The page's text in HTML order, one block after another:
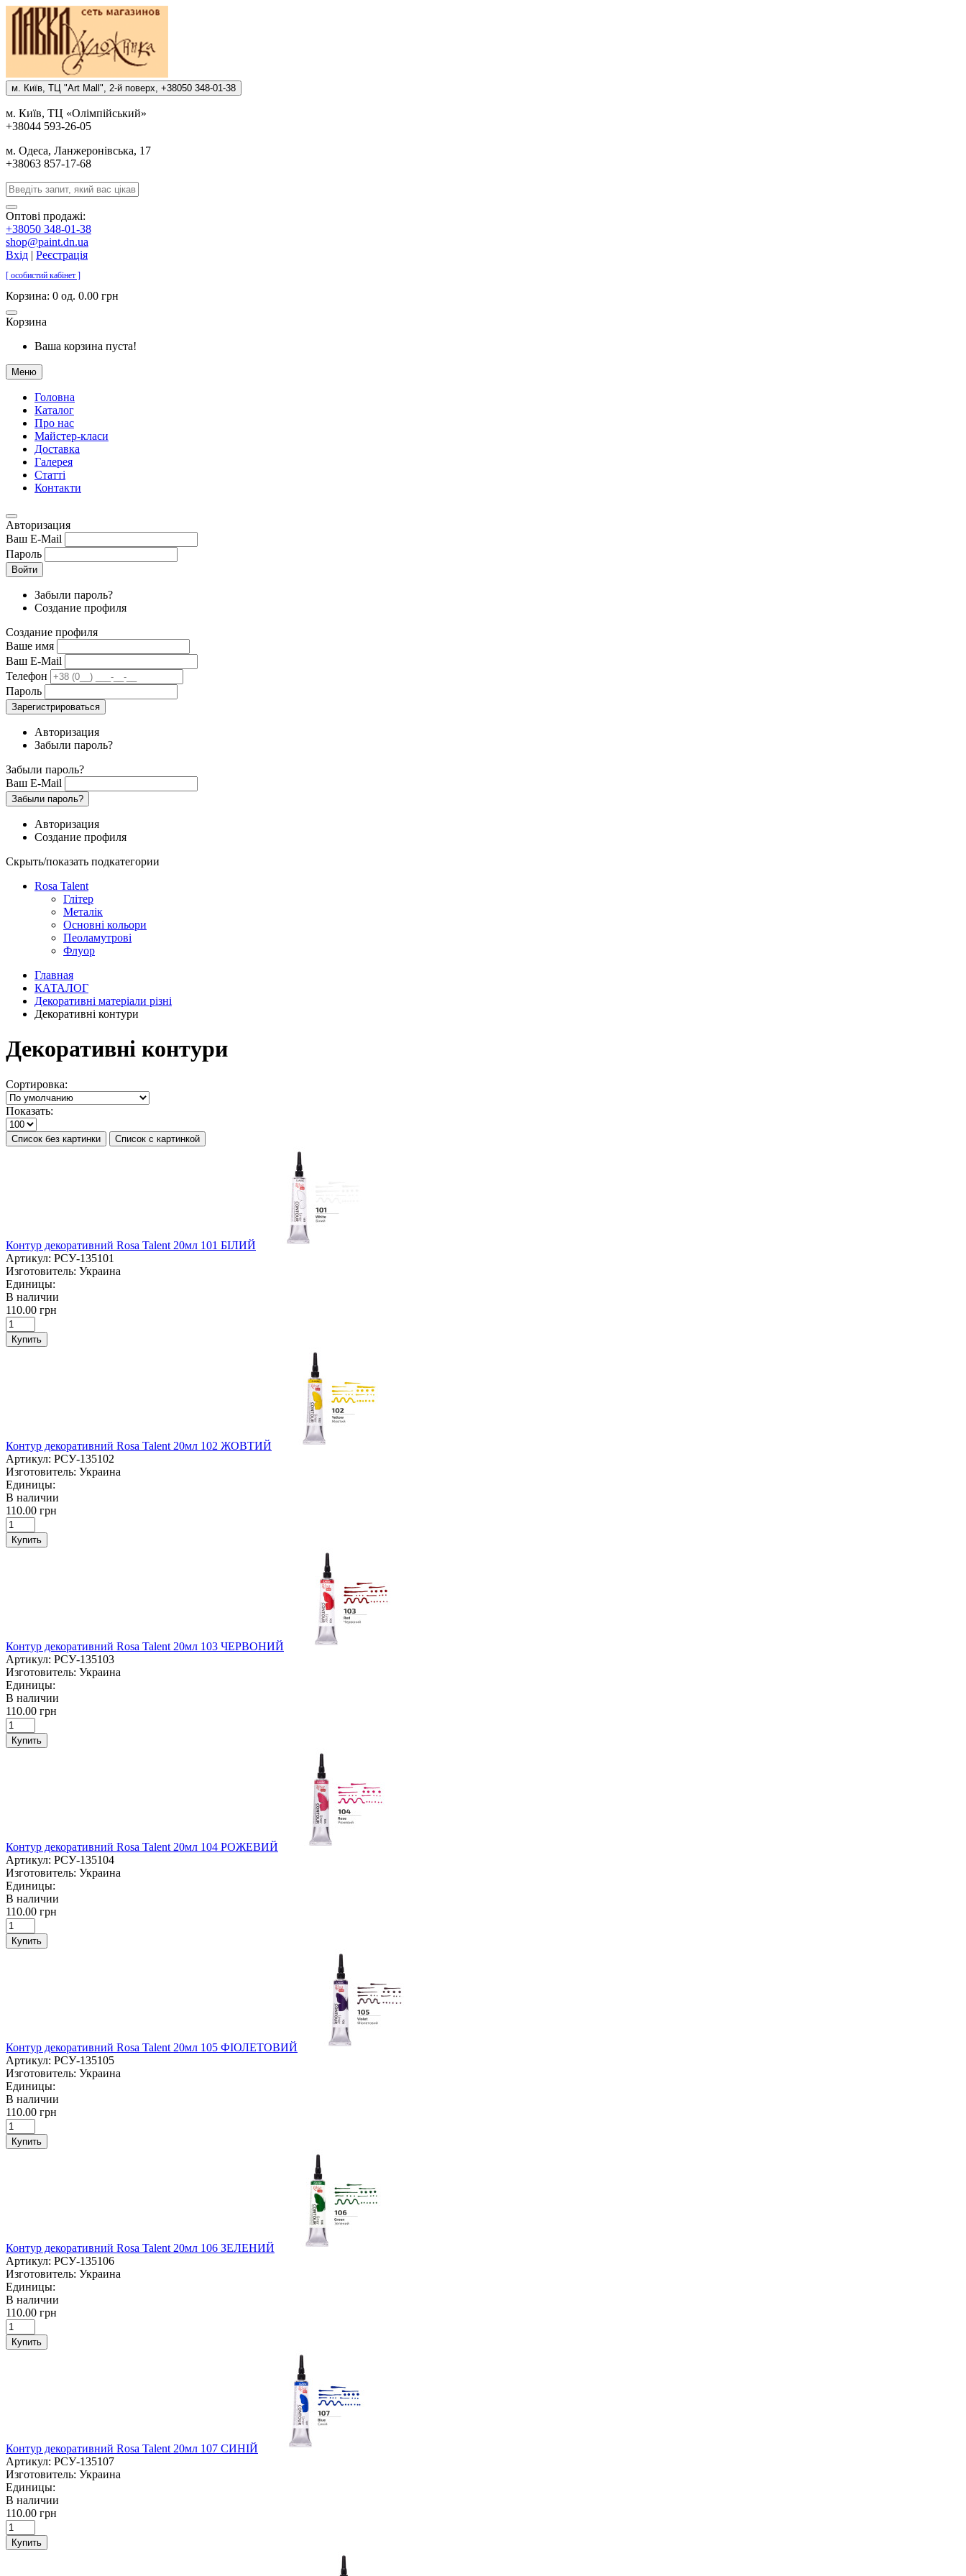
м. Киïв, ТЦ "Art Mall", 2-й поверх, +38050 348-01-38
м. Киïв, ТЦ «Олiмпiйський»
+38044 593-26-05
м. Одеса, Ланжеронiвська, 17
+38063 857-17-68
Оптові продажі:
+38050 348-01-38
shop@paint.dn.ua
Вхід | Реєстрація
[ особистий кабінет ]
Корзина: 0 од. 0.00 грн
Корзина
Ваша корзина пуста!
Меню
Головна
Каталог
Про нас
Майстер-класи
Доставка
Галерея
Статтi
Контакти
Авторизация
Ваш E-Mail
Пароль
Войти
Забыли пароль?
Создание профиля
Создание профиля
Ваше имя
Ваш E-Mail
Телефон
Пароль
Зарегистрироваться
Авторизация
Забыли пароль?
Забыли пароль?
Ваш E-Mail
Забыли пароль?
Авторизация
Создание профиля
Скрыть/показать подкатегории
Rosa Talent
Глітер
Металік
Основні кольори
Пеоламутрові
Флуор
Главная
КАТАЛОГ
Декоративні матеріали різні
Декоративні контури
Декоративні контури
Сортировка:
Показать:
Список без картинки Список с картинкой
Контур декоративний Rosa Talent 20мл 101 БІЛИЙ
Артикул: РСУ-135101
Изготовитель: Украина
Единицы:
В наличии
110.00 грн
Купить
Контур декоративний Rosa Talent 20мл 102 ЖОВТИЙ
Артикул: РСУ-135102
Изготовитель: Украина
Единицы:
В наличии
110.00 грн
Купить
Контур декоративний Rosa Talent 20мл 103 ЧЕРВОНИЙ
Артикул: РСУ-135103
Изготовитель: Украина
Единицы:
В наличии
110.00 грн
Купить
Контур декоративний Rosa Talent 20мл 104 РОЖЕВИЙ
Артикул: РСУ-135104
Изготовитель: Украина
Единицы:
В наличии
110.00 грн
Купить
Контур декоративний Rosa Talent 20мл 105 ФІОЛЕТОВИЙ
Артикул: РСУ-135105
Изготовитель: Украина
Единицы:
В наличии
110.00 грн
Купить
Контур декоративний Rosa Talent 20мл 106 ЗЕЛЕНИЙ
Артикул: РСУ-135106
Изготовитель: Украина
Единицы:
В наличии
110.00 грн
Купить
Контур декоративний Rosa Talent 20мл 107 СИНІЙ
Артикул: РСУ-135107
Изготовитель: Украина
Единицы:
В наличии
110.00 грн
Купить